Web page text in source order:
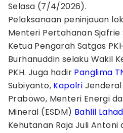
Selasa (7/4/2026).
Pelaksanaan peninjauan
Menteri Pertahanan Sjafrie
Ketua Pengarah Satgas
Burhanuddin selaku Wakil
PKH. Juga hadir Panglima
Subiyanto, Kapolri Jenderal
Prabowo, Menteri Energi
Mineral (ESDM) Bahlil
Kehutanan Raja Juli Antoni